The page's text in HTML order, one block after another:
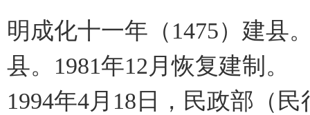
明成化十一年（1475）建县
县。1981年12月恢复建制。
1994年4月18日，民政部（